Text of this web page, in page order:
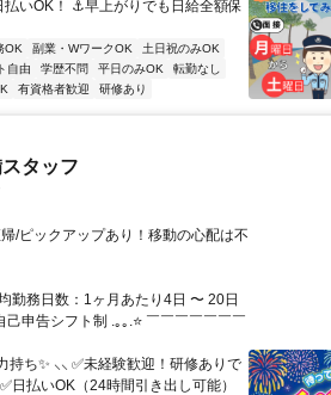
OK！ ⚓早上がりでも日給全額保
OK 副業・WワークOK
土日祝のみOK
自由 学歴不問 平日のみOK
転勤なし
有資格者歓迎 研修あり
タッフ
/ピックアップあり！移動の心配は不
勤務日数：1ヶ月あたり4日 〜 20日
申告シフト制 .｡｡.⭐ ￣￣￣￣￣￣￣
ち✨ ⸜⸜ ✅未経験歓迎！研修ありで
日払いOK（24時間引き出し可能）